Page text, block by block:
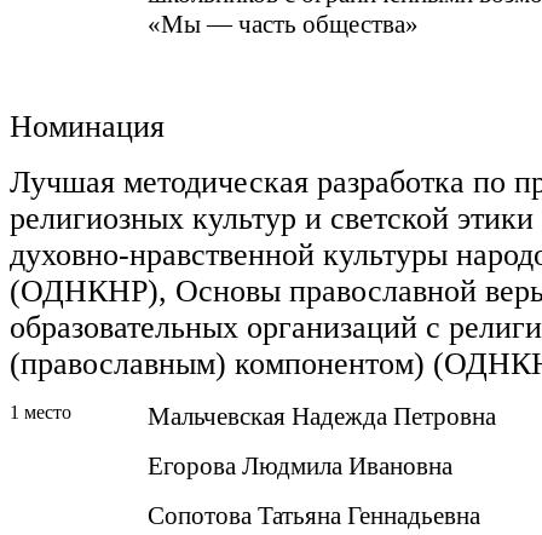
«Мы — часть общества»
Номинация
Лучшая методическая разработка по
религиозных культур и светской
духовно-нравственной культуры
(ОДНКНР), Основы православной
образовательных организаций с
(православным) компонентом)
1 место
Мальчевская Надежда Петровна
Егорова Людмила Ивановна
Сопотова Татьяна Геннадьевна